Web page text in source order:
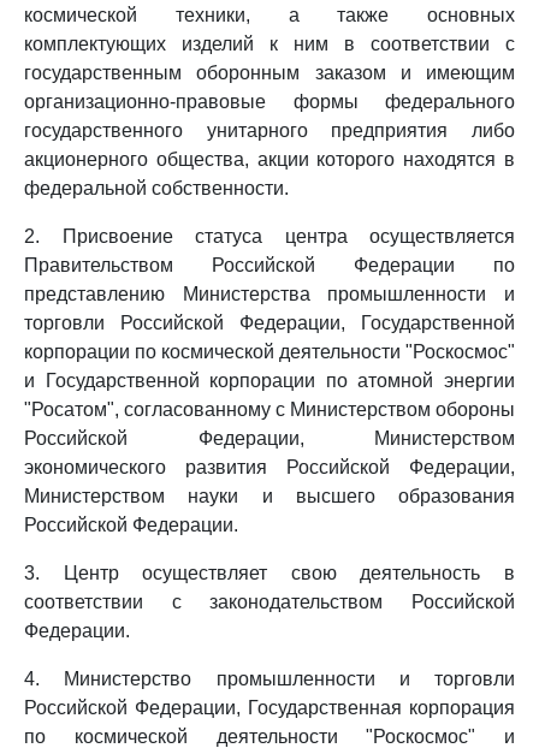
космической техники, а также основных
комплектующих изделий к ним в соответствии с
государственным оборонным заказом и имеющим
организационно-правовые формы федерального
государственного унитарного предприятия либо
акционерного общества, акции которого находятся в
федеральной собственности.
2. Присвоение статуса центра осуществляется
Правительством Российской Федерации по
представлению Министерства промышленности и
торговли Российской Федерации, Государственной
корпорации по космической деятельности "Роскосмос"
и Государственной корпорации по атомной энергии
"Росатом", согласованному с Министерством обороны
Российской Федерации, Министерством
экономического развития Российской Федерации,
Министерством науки и высшего образования
Российской Федерации.
3. Центр осуществляет свою деятельность в
соответствии с законодательством Российской
Федерации.
4. Министерство промышленности и торговли
Российской Федерации, Государственная корпорация
по космической деятельности "Роскосмос" и